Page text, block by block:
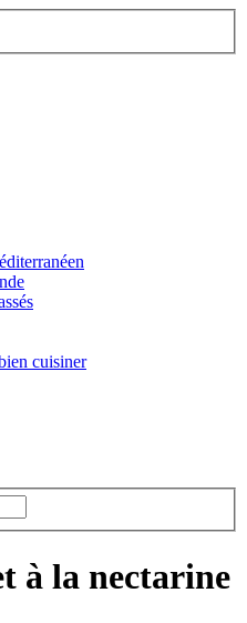
cuisiner
à la nectarine